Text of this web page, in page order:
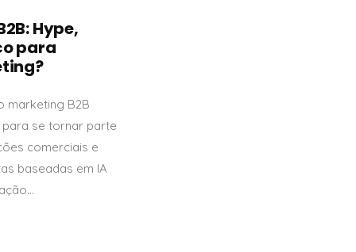
Hype,
para
marketing B2B
se tornar parte
comerciais e
baseadas em IA